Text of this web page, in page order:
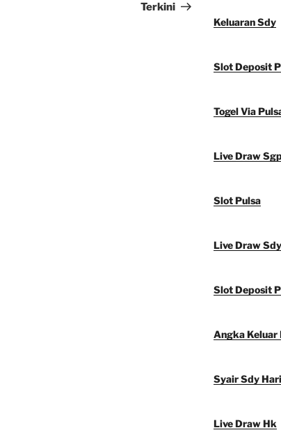
Terkini
Keluaran Sdy
Slot Deposit
Togel Via
Live Draw
Slot Pulsa
Live Draw Sdy
Slot Deposit
Angka Keluar
Syair Sdy
Live Draw Hk